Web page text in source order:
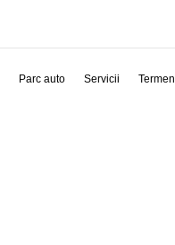
Parc auto Servicii